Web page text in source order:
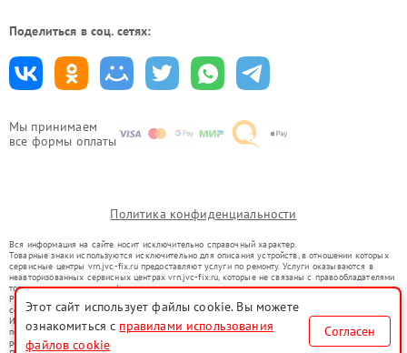
Мы принимаем
все формы оплаты
Поделиться в соц. сетях:
Политика конфиденциальности
Вся информация на сайте носит исключительно справочный характер.
Товарные знаки используются исключительно для описания устройств, в отношении которых
сервисные центры vrn.jvc-fix.ru предоставляют услуги по ремонту. Услуги оказываются в
неавторизованных сервисных центрах vrn.jvc-fix.ru, которые не связаны с правообладателями
товарных знаков или их официальными представителями.
Ремонт осуществляется для устройств, уже введенных в гражданский оборот в соответствии
со статьей 1487 ГК РФ.
Использование товарных знаков не преследует цели индивидуализации услуг или введения
потребителей в заблуждение, а служит для информирования о предоставляемых услугах по
ремонту техники указанных брендов.
Этот сайт использует файлы cookie. Вы можете
ознакомиться с правилами использования
файлов cookie
Согласен